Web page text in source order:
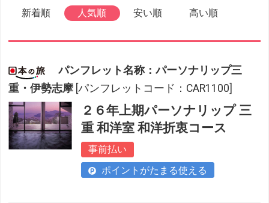
新着順 人気順 安い順 高い順
パンフレット名称：パーソナリップ三
重・伊勢志摩 [パンフレットコード：CAR1100]
２６年上期パーソナリップ 三
重 和洋室 和洋折衷コース
事前払い
ポイントがたまる使える